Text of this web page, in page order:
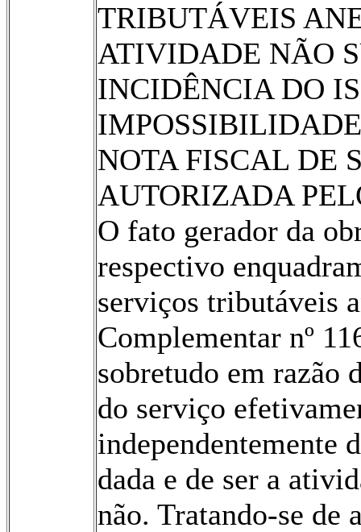
TRIBUTÁVEIS
ATIVI­DADE NÃO
INCIDÊNCIA DO
NOTA FIS­CAL DE
AUTORIZADA
O fato gerador da
respectivo
serviços tributáveis
Complementar nº
sobretudo em razão
do serviço
independentemente
dada e de ser a
não. Tratando-se de